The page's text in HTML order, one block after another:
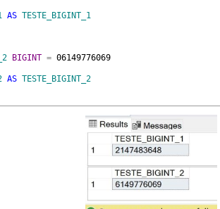
AS TESTE_BIGINT_1
BIGINT = 06149776069
AS TESTE_BIGINT_2